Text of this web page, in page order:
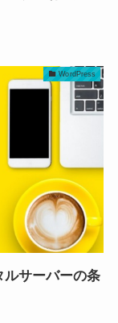
WordPress
ルサーバーの条